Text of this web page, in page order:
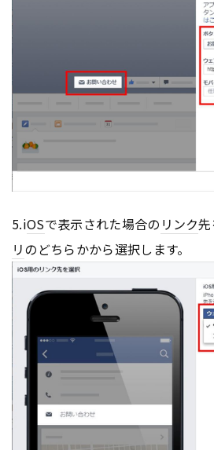
5.iOSで表示された場合の リンク
リのどちらかから選択します。